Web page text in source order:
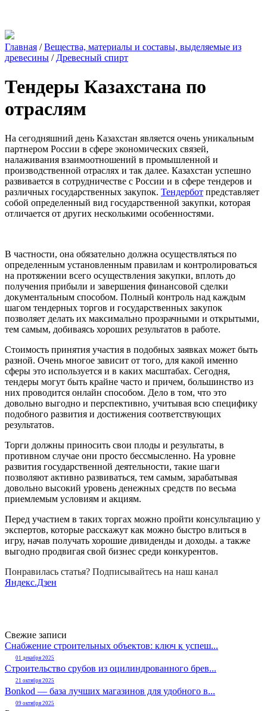
Главная /Вещества, материалы и составы, выделяемые из
древесины / Древесный спирт
Тендеры Казахстана по
отраслям
На сегодняшний день Казахстан является очень уникальным
партнером России в сфере экономических связей,
налаживания взаимоотношений в промышленной и
производственной отраслях и так далее. Казахстан успешно
развивается в сотрудничестве с России и в сфере тендеров и
различных государственных закупок. Тендербот представляет
собой определенный вид государственной закупки, которая
отличается от других несколькими особенностями.
В частности, она обязательно должна осуществляться по
определенным установленным правилам и контролироваться
на протяжении всего осуществления закупки, вплоть до
получения прибыли и завершения финансовой сделки
документальным способом. Полный контроль над каждым
шагом тендерных торгов и государственных закупок
позволяет делать их максимально прозрачными и открытыми,
тем самым, добиваясь хороших результатов в работе.
Стоимость принятия участия в подобных заявках может быть
разной. Очень многое зависит от того, для какой именно
сферы это используется и в каких масштабах. Сегодня,
тендеры могут быть крайне часто и причем, большинство из
них проводится онлайн способом. Дело в том, что это
довольно выгодно и перспективно, учитывая всю специфику
подобного развития и достижения соответствующих
результатов.
Торги должны приносить свои плоды и результаты, в
противном случае они просто бессмысленно. На уровне
развития государственной деятельности, такие шаги
позволяют активно развиваться, тем самым, зарабатывая
довольно высокий уровень денежных средств по весьма
приемлемым условиям и акциям.
Перед участием в таких торгах можно пройти консультацию у
экспертов, которые расскажут как можно быстро влиться в
игру, начав получать хорошие дивиденды и доходы. а также
выгодно продвигая свой бизнес среди конкурентов.
Понравилась статья? Подписывайтесь на наш канал
Яндекс.Дзен
Свежие записи
Снабжение строительных объектов: ключ к успеш...
01 декабря 2025
Строительство срубов из оцилиндрованного брев...
21 октября 2025
Bonkod — база лучших магазинов для удобного в...
09 октября 2025